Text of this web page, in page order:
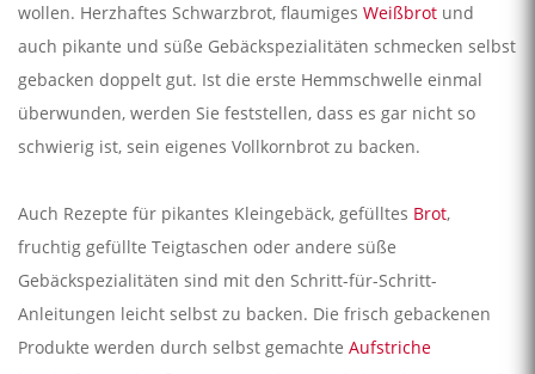
wollen. Herzhaftes Schwarzbrot, flaumiges Weißbrot und
auch pikante und süße Gebäckspezialitäten schmecken selbst
gebacken doppelt gut. Ist die erste Hemmschwelle einmal
überwunden, werden Sie feststellen, dass es gar nicht so
schwierig ist, sein eigenes Vollkornbrot zu backen.
Auch Rezepte für pikantes Kleingebäck, gefülltes Brot,
fruchtig gefüllte Teigtaschen oder andere süße
Gebäckspezialitäten sind mit den Schritt-für-Schritt-
Anleitungen leicht selbst zu backen. Die frisch gebackenen
Produkte werden durch selbst gemachte Aufstriche